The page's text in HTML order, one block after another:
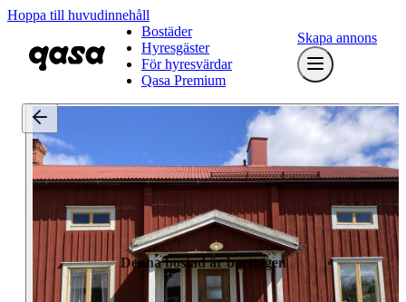
Hoppa till huvudinnehåll
Bostäder
Hyresgäster
För hyresvärdar
Qasa Premium
Skapa annons
Denna bostad är borttagen